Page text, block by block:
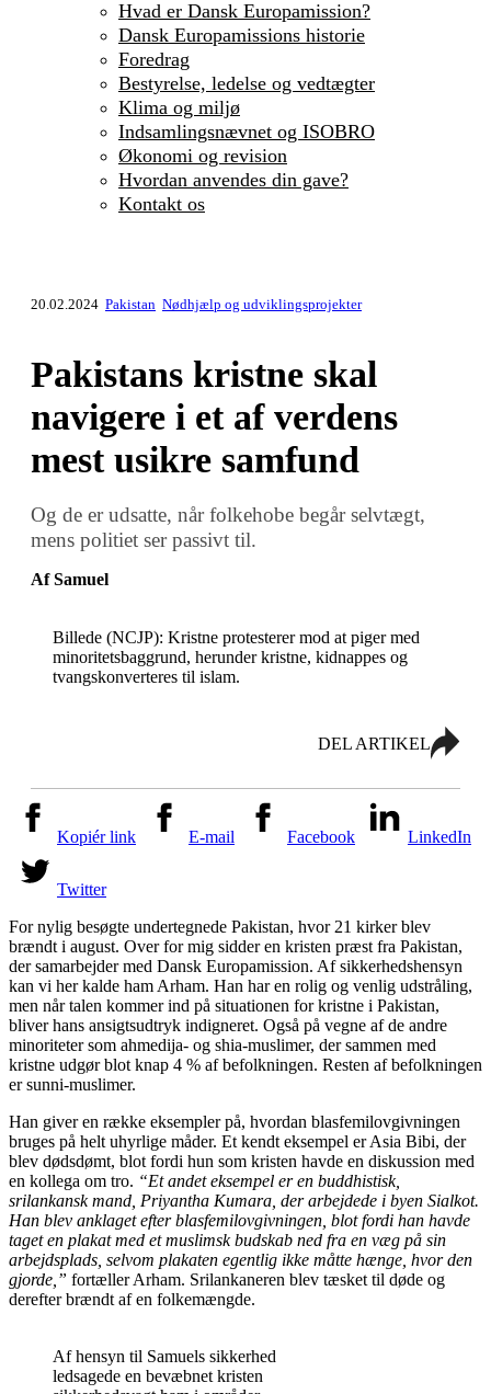
Hvad er Dansk Europamission?
Dansk Europamissions historie
Foredrag
Bestyrelse, ledelse og vedtægter
Klima og miljø
Indsamlingsnævnet og ISOBRO
Økonomi og revision
Hvordan anvendes din gave?
Kontakt os
20.02.2024 Pakistan Nødhjælp og udviklingsprojekter
Pakistans kristne skal
navigere i et af verdens
mest usikre samfund
Og de er udsatte, når folkehobe begår selvtægt,
mens politiet ser passivt til.
Af Samuel
Billede (NCJP): Kristne protesterer mod at piger med
minoritetsbaggrund, herunder kristne, kidnappes og
tvangskonverteres til islam.
DEL ARTIKEL
Kopiér link E-mail Facebook LinkedIn
Twitter
For nylig besøgte undertegnede Pakistan, hvor 21 kirker blev
brændt i august. Over for mig sidder en kristen præst fra Pakistan,
der samarbejder med Dansk Europamission. Af sikkerhedshensyn
kan vi her kalde ham Arham. Han har en rolig og venlig udstråling,
men når talen kommer ind på situationen for kristne i Pakistan,
bliver hans ansigtsudtryk indigneret. Også på vegne af de andre
minoriteter som ahmedija- og shia-muslimer, der sammen med
kristne udgør blot knap 4 % af befolkningen. Resten af befolkningen
er sunni-muslimer.
Han giver en række eksempler på, hvordan blasfemilovgivningen
bruges på helt uhyrlige måder. Et kendt eksempel er Asia Bibi, der
blev dødsdømt, blot fordi hun som kristen havde en diskussion med
en kollega om tro. “Et andet eksempel er en buddhistisk,
srilankansk mand, Priyantha Kumara, der arbejdede i byen Sialkot.
Han blev anklaget efter blasfemilovgivningen, blot fordi han havde
taget en plakat med et muslimsk budskab ned fra en væg på sin
arbejdsplads, selvom plakaten egentlig ikke måtte hænge, hvor den
gjorde,” fortæller Arham. Srilankaneren blev tæsket til døde og
derefter brændt af en folkemængde.
Af hensyn til Samuels sikkerhed
ledsagede en bevæbnet kristen